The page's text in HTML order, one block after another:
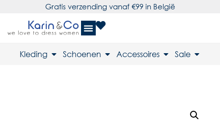
Gratis verzending vanaf €99 in België
Kleding Schoenen Accessoires Sale